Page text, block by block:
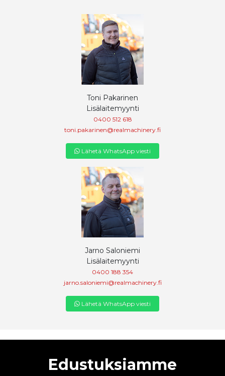
Toni Pakarinen
Lisälaitemyynti
0400 512 618
toni.pakarinen@realmachinery.fi
Lähetä WhatsApp viesti
Jarno Saloniemi
Lisälaitemyynti
0400 188 354
jarno.saloniemi@realmachinery.fi
Lähetä WhatsApp viesti
Edustuksiamme